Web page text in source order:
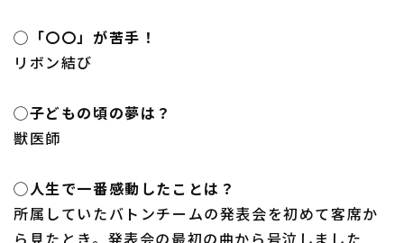
◯「〇〇」が苦手！
リボン結び
◯子どもの頃の夢は？
獣医師
◯人生で一番感動したことは？
所属していたバトンチームの発表会を初めて客席か
ら見たとき。発表会の最初の曲から号泣しました